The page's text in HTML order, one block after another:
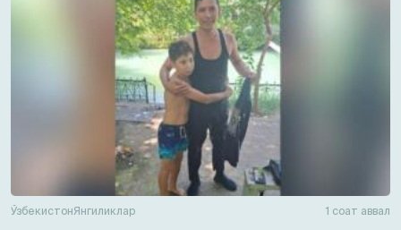
ЎзбекистонЯнгиликлар 1 соат аввал